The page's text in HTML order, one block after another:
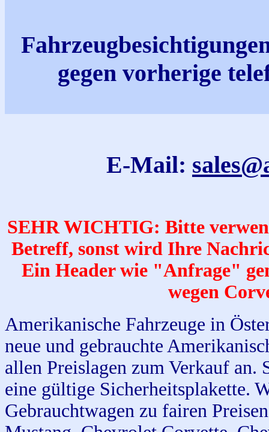
gegen vorherige
E-Mail:
SEHR WICHTIG: Bitte
Betreff, sonst wird Ihre
Ein Header wie "Anfrage"
wegen
Amerikanische Fahrzeuge in
neue und gebrauchte
allen Preislagen zum Verkauf an.
eine gültige Sicherheitsplakette.
Gebrauchtwagen zu fairen